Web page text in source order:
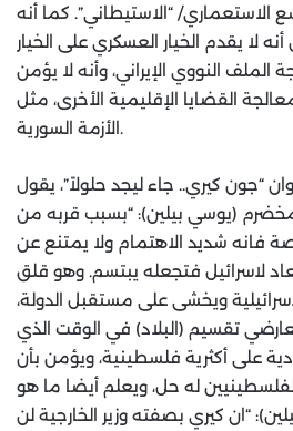
الاستعماري/ “الاستيطاني”. كما أنه
لا يقدم الخيار العسكري على الخيار
النووي الإيراني، وأنه لا يؤمن
القضايا الإقليمية الأخرى، مثل
الأزمة السورية.
“جون كيري.. جاء ليجد حلولاً”، يقول
(يوسي بيلين): “بسبب قربه من
فانه شديد الاهتمام ولا يمتنع عن
لاسرائيل فتجعله يبتسم. وهو قلق
ويخشى على مستقبل الدولة،
تقسيم (البلاد) في الوقت الذي
على أكثرية فلسطينية، ويؤمن بأن
له حل، ويعلم أيضا ما هو
“ان كيري بصفته وزير الخارجية لن